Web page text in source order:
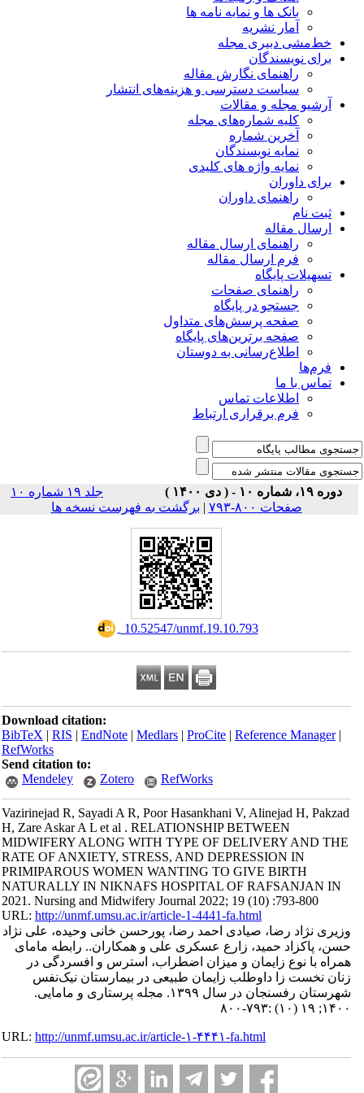
بانک ها و نمایه نامه ها
آمار نشریه
خط‌مشی دبیری مجله
برای نویسندگان
راهنمای نگارش مقاله
سیاست دسترسی و هزینه‌های انتشار
آرشیو مجله و مقالات
کلیه شماره‌های مجله
آخرین شماره
نمایه نویسندگان
نمایه واژه های کلیدی
برای داوران
راهنمای داوران
ثبت نام
ارسال مقاله
راهنمای ارسال مقاله
فرم ارسال مقاله
تسهیلات پایگاه
راهنمای صفحات
جستجو در پایگاه
صفحه پرسش‌های متداول
صفحه برترین‌های پایگاه
اطلاع‌رسانی به دوستان
فرم‌ها
تماس با ما
اطلاعات تماس
فرم برقراری ارتباط
دوره ۱۹، شماره ۱۰ - ( دی ۱۴۰۰ )
جلد ۱۹ شماره ۱۰
صفحات ۸۰۰-۷۹۳
|برگشت به فهرست نسخه ها
‎ 10.52547/unmf.19.10.793
Download citation:
BibTeX|RIS|EndNote|Medlars|ProCite|Reference Manager
RefWorks
Send citation to:
Mendeley
Zotero RefWorks
Vazirinejad R, Sayadi A R, Poor Hasankhani V, Alinejad H, Pakzad
H, Zare Askar A L et al . RELATIONSHIP BETWEEN
MIDWIFERY ALONG WITH TYPE OF DELIVERY AND THE
RATE OF ANXIETY, STRESS, AND DEPRESSION IN
PRIMIPAROUS WOMEN WANTING TO GIVE BIRTH
NATURALLY IN NIKNAFS HOSPITAL OF RAFSANJAN IN
2021. Nursing and Midwifery Journal 2022; 19 (10) :793-800
URL:http://unmf.umsu.ac.ir/article-1-4441-fa.html
وزیری نژاد رضا، صیادی احمد رضا، پورحسن خانی وحیده، علی نژاد
حسن، پاکزاد حمید، زارع عسکری علی و همکاران.. رابطه مامای
همراه با نوع زایمان و میزان اضطراب، استرس و افسردگی در
زنان نخست زا داوطلب زایمان طبیعی در بیمارستان نیک‌نفس
شهرستان رفسنجان در سال ۱۳۹۹. مجله پرستاری و مامایی.
۱۴۰۰; ۱۹ (۱۰) :۷۹۳-۸۰۰
URL:http://unmf.umsu.ac.ir/article-۱-۴۴۴۱-fa.html